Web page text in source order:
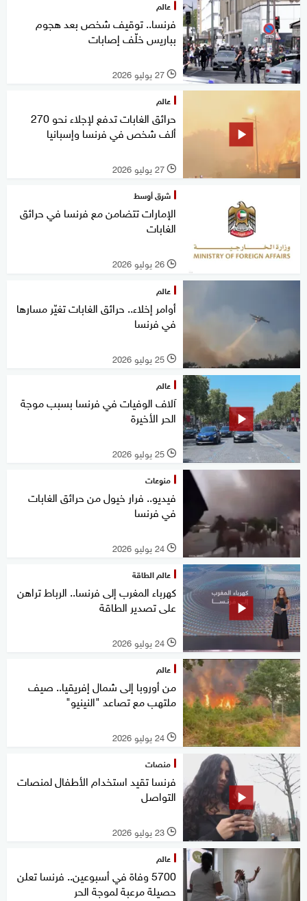
عالم
فرنسا.. توقيف شخص بعد هجوم
بباريس خلّف إصابات
l 27 يوليو 2026
عالم
حرائق الغابات تدفع لإجلاء نحو 270
ألف شخص في فرنسا وإسبانيا
l 27 يوليو 2026
شرق أوسط
الإمارات تتضامن مع فرنسا في حرائق
الغابات
l 26 يوليو 2026
عالم
أوامر إخلاء.. حرائق الغابات تغيّر مسارها
في فرنسا
l 25 يوليو 2026
عالم
آلاف الوفيات في فرنسا بسبب موجة
الحر الأخيرة
l 25 يوليو 2026
منوعات
فيديو.. فرار خيول من حرائق الغابات
في فرنسا
l 24 يوليو 2026
عالم الطاقة
كهرباء المغرب إلى فرنسا.. الرباط تراهن
على تصدير الطاقة
l 24 يوليو 2026
عالم
من أوروبا إلى شمال إفريقيا.. صيف
ملتهب مع تصاعد "النينيو"
l 24 يوليو 2026
منصات
فرنسا تقيد استخدام الأطفال لمنصات
التواصل
l 23 يوليو 2026
عالم
5700 وفاة في أسبوعين.. فرنسا تعلن
حصيلة مرعبة لموجة الحر